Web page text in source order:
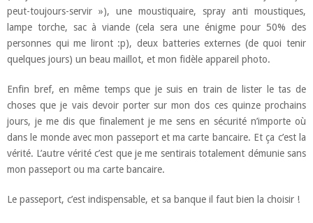
peut-toujours-servir »), une moustiquaire, spray anti moustiques,
lampe torche, sac à viande (cela sera une énigme pour 50% des
personnes qui me liront :p), deux batteries externes (de quoi tenir
quelques jours) un beau maillot, et mon fidèle appareil photo.
Enfin bref, en même temps que je suis en train de lister le tas de
choses que je vais devoir porter sur mon dos ces quinze prochains
jours, je me dis que finalement je me sens en sécurité n’importe où
dans le monde avec mon passeport et ma carte bancaire. Et ça c’est la
vérité. L’autre vérité c’est que je me sentirais totalement démunie sans
mon passeport ou ma carte bancaire.
Le passeport, c’est indispensable, et sa banque il faut bien la choisir !